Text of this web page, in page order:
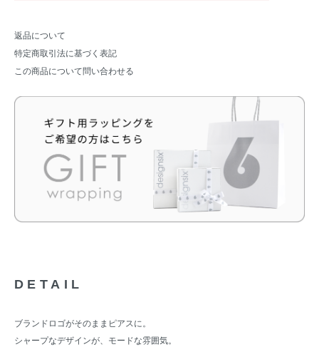
返品について
特定商取引法に基づく表記
この商品について問い合わせる
DETAIL
ブランドロゴがそのままピアスに。
シャープなデザインが、モードな雰囲気。